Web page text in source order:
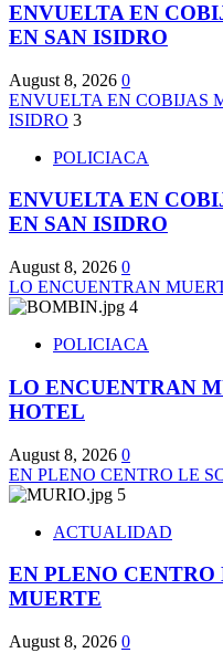
ENVUELTA EN
EN SAN ISIDRO
August 8, 2026 0
ENVUELTA EN COBIJAS
ISIDRO 3
POLICIACA
ENVUELTA EN
EN SAN ISIDRO
August 8, 2026 0
LO ENCUENTRAN
4
POLICIACA
LO ENCUENTRAN
HOTEL
August 8, 2026 0
EN PLENO CENTRO LE
5
ACTUALIDAD
EN PLENO
MUERTE
August 8, 2026 0